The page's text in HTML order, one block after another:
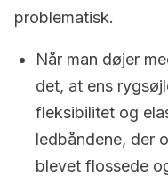
problematisk.
Når man døjer
det, at ens
fleksibilitet og
ledbåndene, der
blevet flossede